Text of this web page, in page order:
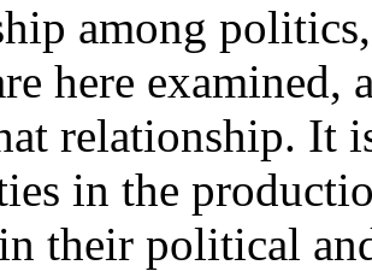
among
here
relationship. It
in the
their political